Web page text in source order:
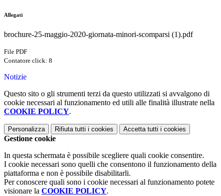
Allegati
brochure-25-maggio-2020-giornata-minori-scomparsi (1).pdf
File PDF
Contatore click: 8
Notizie
Questo sito o gli strumenti terzi da questo utilizzati si avvalgono di
cookie necessari al funzionamento ed utili alle finalità illustrate nella
COOKIE POLICY.
Personalizza Rifiuta tutti i cookies Accetta tutti i cookies
Gestione cookie
In questa schermata è possibile scegliere quali cookie consentire.
I cookie necessari sono quelli che consentono il funzionamento della
piattaforma e non è possibile disabilitarli.
Per conoscere quali sono i cookie necessari al funzionamento potete
visionare la COOKIE POLICY.